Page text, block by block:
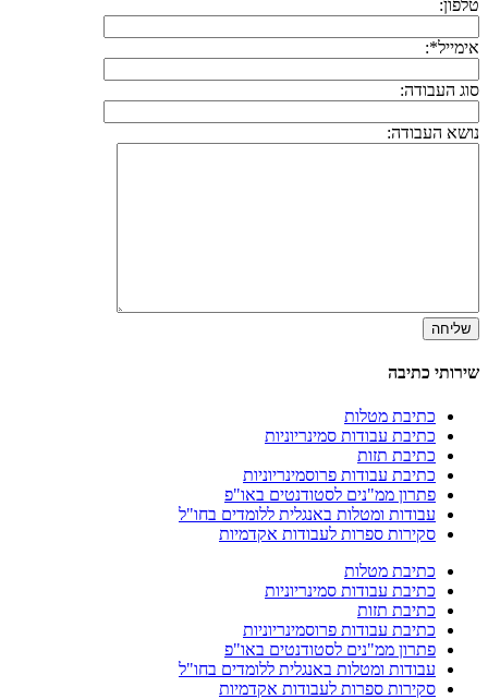
טלפון:
אימייל*:
סוג העבודה:
נושא העבודה:
שירותי כתיבה
כתיבת מטלות
כתיבת עבודות סמינריוניות
כתיבת תזות
כתיבת עבודות פרוסמינריוניות
פתרון ממ"נים לסטודנטים באו"פ
עבודות ומטלות באנגלית ללומדים בחו"ל
סקירות ספרות לעבודות אקדמיות
כתיבת מטלות
כתיבת עבודות סמינריוניות
כתיבת תזות
כתיבת עבודות פרוסמינריוניות
פתרון ממ"נים לסטודנטים באו"פ
עבודות ומטלות באנגלית ללומדים בחו"ל
סקירות ספרות לעבודות אקדמיות